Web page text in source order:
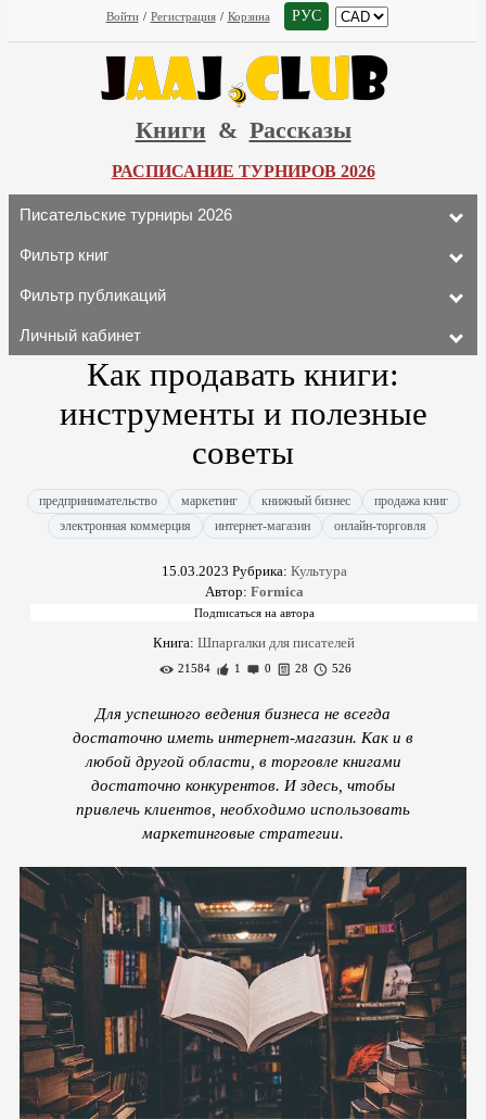
Войти / Регистрация / Корзина РУС
Книги & Рассказы
РАСПИСАНИЕ ТУРНИРОВ 2026
Писательские турниры 2026
Фильтр книг
Фильтр публикаций
Личный кабинет
Как продавать книги:
инструменты и полезные
советы
предпринимательство маркетинг книжный бизнес
продажа книг
электронная коммерция
интернет-магазин онлайн-торговля
15.03.2023 Рубрика: Культура
Автор: Formica
Книга: Шпаргалки для писателей
21584 1 0 28 526
Для успешного ведения бизнеса не всегда
достаточно иметь интернет-магазин. Как и в
любой другой области, в торговле книгами
достаточно конкурентов. И здесь, чтобы
привлечь клиентов, необходимо использовать
маркетинговые стратегии.